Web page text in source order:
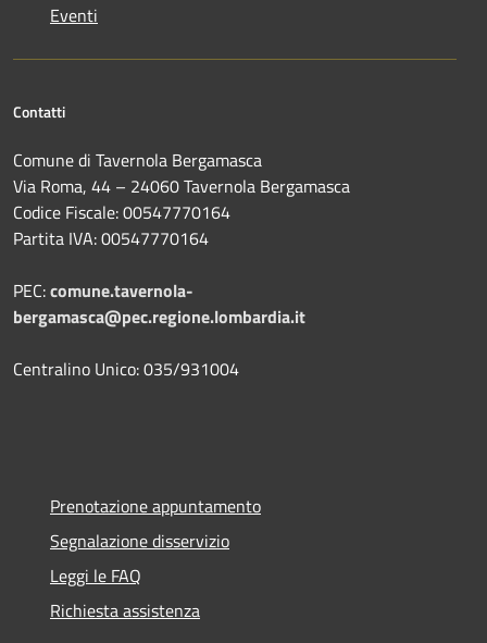
Eventi
Contatti
Comune di Tavernola Bergamasca
Via Roma, 44 – 24060 Tavernola Bergamasca
Codice Fiscale: 00547770164
Partita IVA: 00547770164
PEC:comune.tavernola-
bergamasca@pec.regione.lombardia.it
Centralino Unico: 035/931004
Prenotazione appuntamento
Segnalazione disservizio
Leggi le FAQ
Richiesta assistenza